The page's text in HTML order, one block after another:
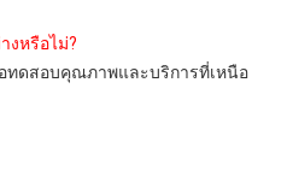
งหรือไม่?
ทดสอบคุณภาพและบริการที่เหนือ